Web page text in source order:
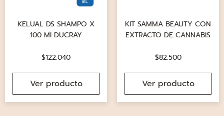
KELUAL DS SHAMPO X
100 MI DUCRAY
$122.040
Ver producto
KIT SAMMA BEAUTY CON
EXTRACTO DE CANNABIS
$82.500
Ver producto